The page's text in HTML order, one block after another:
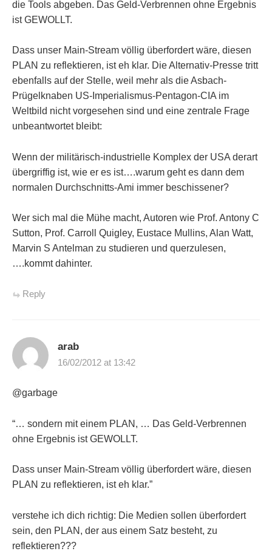
die Tools abgeben. Das Geld-Verbrennen ohne Ergebnis
ist GEWOLLT.
Dass unser Main-Stream völlig überfordert wäre, diesen
PLAN zu reflektieren, ist eh klar. Die Alternativ-Presse tritt
ebenfalls auf der Stelle, weil mehr als die Asbach-
Prügelknaben US-Imperialismus-Pentagon-CIA im
Weltbild nicht vorgesehen sind und eine zentrale Frage
unbeantwortet bleibt:
Wenn der militärisch-industrielle Komplex der USA derart
übergriffig ist, wie er es ist….warum geht es dann dem
normalen Durchschnitts-Ami immer beschissener?
Wer sich mal die Mühe macht, Autoren wie Prof. Antony C
Sutton, Prof. Carroll Quigley, Eustace Mullins, Alan Watt,
Marvin S Antelman zu studieren und querzulesen,
….kommt dahinter.
Reply
arab
16/02/2012 at 13:42
@garbage
“… sondern mit einem PLAN, … Das Geld-Verbrennen
ohne Ergebnis ist GEWOLLT.
Dass unser Main-Stream völlig überfordert wäre, diesen
PLAN zu reflektieren, ist eh klar.”
verstehe ich dich richtig: Die Medien sollen überfordert
sein, den PLAN, der aus einem Satz besteht, zu
reflektieren???